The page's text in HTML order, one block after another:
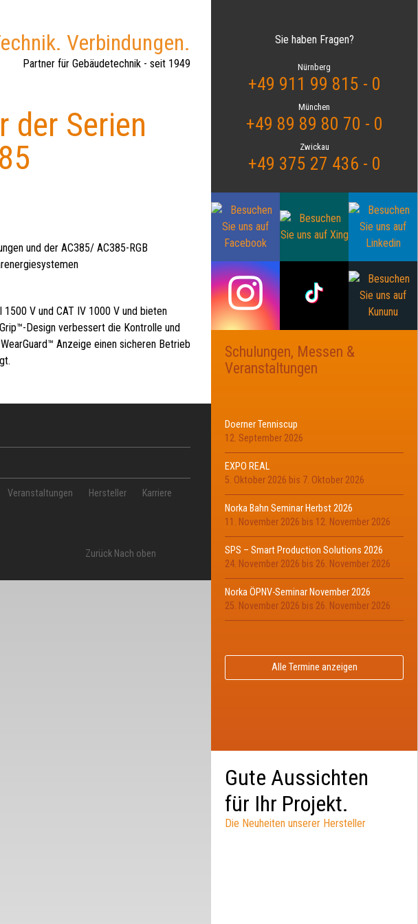
Verbindungen.
Partner für Gebäudetechnik - seit 1949
der Serien
und der AC385/ AC385-RGB
V und CAT IV 1000 V und bieten
Design verbessert die Kontrolle und
Anzeige einen sicheren Betrieb
Veranstaltungen Hersteller
Karriere
Zurück Nach oben
Sie haben Fragen?
Nürnberg
+49 911 99 815 - 0
München
+49 89 89 80 70 - 0
Zwickau
+49 375 27 436 - 0
Schulungen, Messen &
Veranstaltungen
Doerner Tenniscup
12. September 2026
EXPO REAL
5. Oktober 2026 bis 7. Oktober 2026
Norka Bahn Seminar Herbst 2026
11. November 2026 bis 12. November 2026
SPS – Smart Production Solutions 2026
24. November 2026 bis 26. November 2026
Norka ÖPNV-Seminar November 2026
25. November 2026 bis 26. November 2026
Alle Termine anzeigen
Gute Aussichten
für Ihr Projekt.
Die Neuheiten unserer Hersteller